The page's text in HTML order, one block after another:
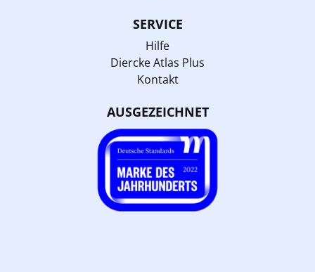
SERVICE
Hilfe
Diercke Atlas Plus
Kontakt
AUSGEZEICHNET